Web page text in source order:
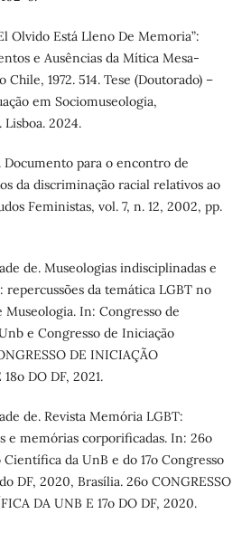
Olvido Está Lleno De Memoria”:
e Ausências da Mítica Mesa-
Chile, 1972. 514. Tese (Doutorado) –
em Sociomuseologia,
2024.
Documento para o encontro de
da discriminação racial relativos ao
Feministas, vol. 7, n. 12, 2002, pp.
de. Museologias indisciplinadas e
repercussões da temática LGBT no
In: Congresso de
e Congresso de Iniciação
DE INICIAÇÃO
DO DF, 2021.
de. Revista Memória LGBT:
e memórias corporificadas. In: 26o
da UnB e do 17o Congresso
DF, 2020, Brasília. 26o CONGRESSO
DA UNB E 17o DO DF, 2020.